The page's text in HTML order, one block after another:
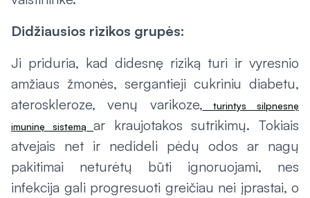
Didžiausios rizikos grupės:
Ji priduria, kad didesnę riziką turi ir vyresnio
amžiaus žmonės, sergantieji cukriniu diabetu,
ateroskleroze, venų varikoze, turintys silpnesnę
imuninę sistemąar kraujotakos sutrikimų. Tokiais
atvejais net ir nedideli pėdų odos ar nagų
pakitimai neturėtų būti ignoruojami, nes
infekcija gali progresuoti greičiau nei įprastai, o